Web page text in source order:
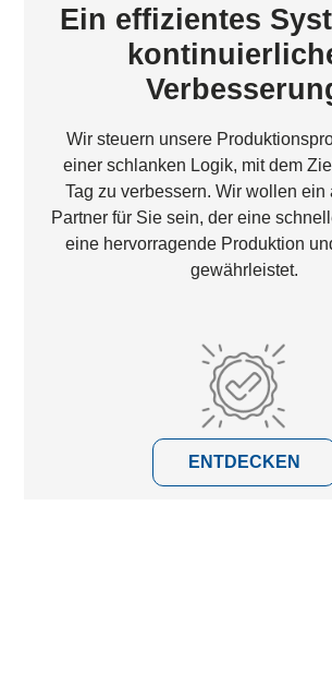
Ein effizientes
Wir steuern unsere
einer schlanken Logik, mit dem
Tag zu verbessern. Wir wollen ein
Partner für Sie sein, der eine
eine hervorragende Produktion
gewährleistet.
ENTDECKEN